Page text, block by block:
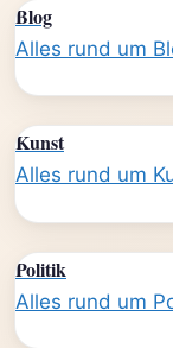
Blog
Alles rund um
Kunst
Alles rund um
Politik
Alles rund um